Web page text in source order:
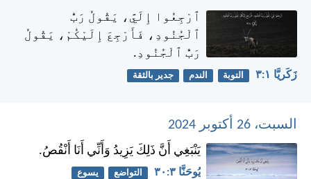
ٱرْجِعُوا إِلَيَّ، يَقُولُ رَبُّ
ٱلْجُنُودِ، فَأَرْجِعَ إِلَيْكُمْ، يَقُولُ
رَبُّ ٱلْجُنُودِ.
زَكَريَّا ١:‏٣ التوبة الندم جدير بالثقة
السبت، 26 أكتوبر 2024
يَنْبَغِي أَنَّ ذَلِكَ يَزِيدُ وَأَنِّي أَنَا أَنْقُصُ.
يُوحَنَّا ٣:‏٣٠ التواضع يسوع